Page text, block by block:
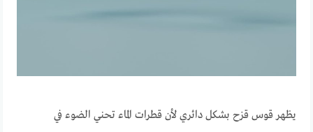
يظهر قوس قزح بشكل دائري لأن قطرات الماء تحني الضوء في